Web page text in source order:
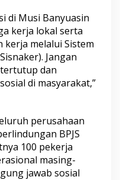
di Musi Banyuasin
kerja lokal serta
melalui Sistem
Jangan
dan
di masyarakat,”
perusahaan
BPJS
100 pekerja
masing-
jawab sosial